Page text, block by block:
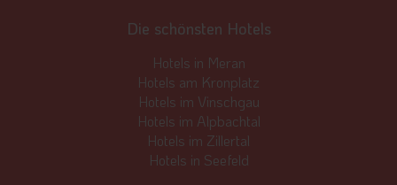
Die schönsten Hotels
Hotels in Meran
Hotels am Kronplatz
Hotels im Vinschgau
Hotels im Alpbachtal
Hotels im Zillertal
Hotels in Seefeld